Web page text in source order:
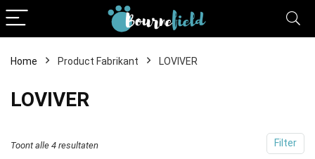
Home Product Fabrikant LOVIVER
LOVIVER
Filter
Toont alle 4 resultaten